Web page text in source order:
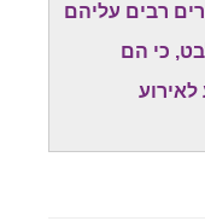
רבים עליהם
כי הם